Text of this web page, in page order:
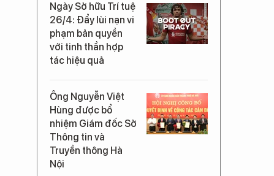
Ngày Sở hữu Trí tuệ
26/4: Đẩy lùi nạn vi
phạm bản quyền
với tinh thần hợp
tác hiệu quả
Ông Nguyễn Việt
Hùng được bổ
nhiệm Giám đốc Sở
Thông tin và
Truyền thông Hà
Nội